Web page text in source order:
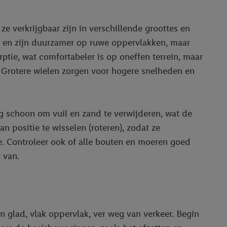
verkrijgbaar zijn in verschillende groottes en
zijn duurzamer op ruwe oppervlakken, maar
wat comfortabeler is op oneffen terrein, maar
wielen zorgen voor hogere snelheden en
schoon om vuil en zand te verwijderen, wat de
positie te wisselen (roteren), zodat ze
ook of alle bouten en moeren goed
vlak oppervlak, ver weg van verkeer. Begin